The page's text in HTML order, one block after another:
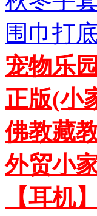
围巾打
宠物乐
正版(小
佛教藏
外贸小
【耳机】